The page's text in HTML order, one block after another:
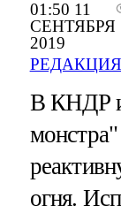
01:50 11
СЕНТЯБРЯ
2019
В КНДР
огня.